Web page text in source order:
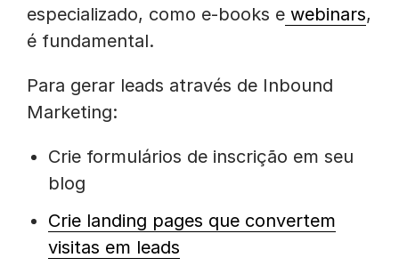
especializado, como e-books e webinars,
é fundamental.
Para gerar leads através de Inbound
Marketing:
Crie formulários de inscrição em seu
blog
Crie landing pages que convertem
visitas em leads